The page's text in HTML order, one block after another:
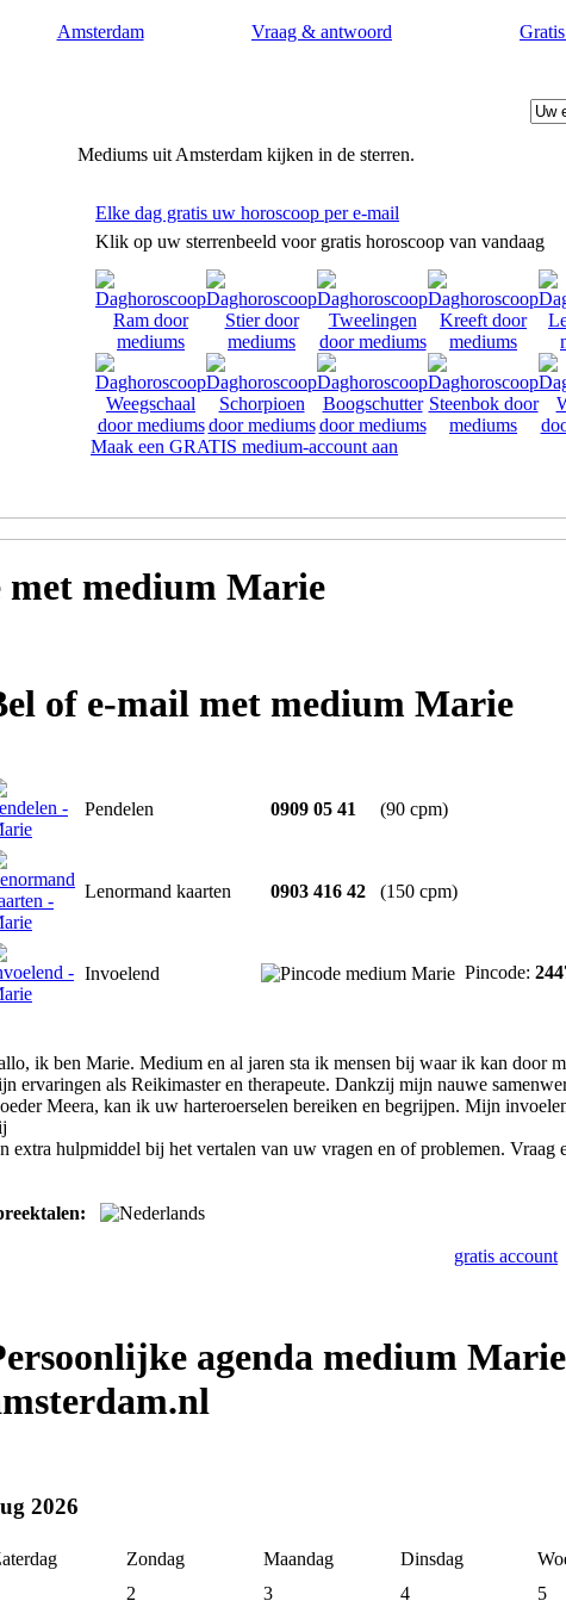
Amsterdam Vraag & antwoord
Mediums uit Amsterdam kijken in de sterren.
Elke dag gratis uw horoscoop per e-mail
Klik op uw sterrenbeeld voor gratis horoscoop van vandaag
Maak een GRATIS medium-account aan
met medium Marie
of e-mail met medium Marie
Pendelen 0909 05 41 (90 cpm)
Lenormand kaarten 0903 416 42 (150 cpm)
Invoelend Pincode:
ik ben Marie. Medium en al jaren sta ik mensen bij waar ik kan door
ervaringen als Reikimaster en therapeute. Dankzij mijn nauwe
Meera, kan ik uw harteroerselen bereiken en begrijpen. Mijn
extra hulpmiddel bij het vertalen van uw vragen en of problemen.
gratis account
agenda medium
2026
Zondag Maandag Dinsdag
2 3 4 5